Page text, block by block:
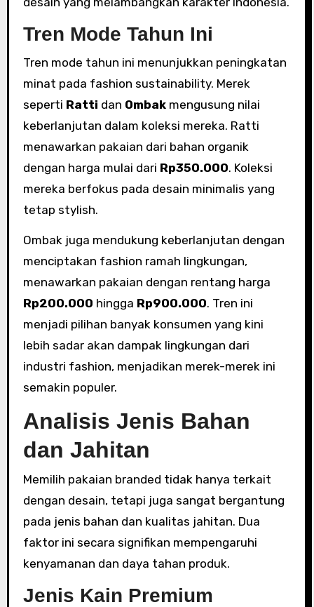
Tren Mode Tahun Ini
Tren mode tahun ini menunjukkan peningkatan
minat pada fashion sustainability. Merek
seperti Ratti dan Ombakmengusung nilai
keberlanjutan dalam koleksi mereka. Ratti
menawarkan pakaian dari bahan organik
dengan harga mulai dari Rp350.000. Koleksi
mereka berfokus pada desain minimalis yang
tetap stylish.
Ombak juga mendukung keberlanjutan dengan
menciptakan fashion ramah lingkungan,
menawarkan pakaian dengan rentang harga
Rp200.000 hingga Rp900.000. Tren ini
menjadi pilihan banyak konsumen yang kini
lebih sadar akan dampak lingkungan dari
industri fashion, menjadikan merek-merek ini
semakin populer.
Analisis Jenis Bahan
dan Jahitan
Memilih pakaian branded tidak hanya terkait
dengan desain, tetapi juga sangat bergantung
pada jenis bahan dan kualitas jahitan. Dua
faktor ini secara signifikan mempengaruhi
kenyamanan dan daya tahan produk.
Jenis Kain Premium